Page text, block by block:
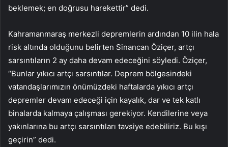
beklemek; en doğrusu harekettir” dedi.
Kahramanmaraş merkezli depremlerin ardından 10 ilin hala
risk altında olduğunu belirten Sinancan Öziçer, artçı
sarsıntıların 2 ay daha devam edeceğini söyledi. Öziçer,
“Bunlar yıkıcı artçı sarsıntılar. Deprem bölgesindeki
vatandaşlarımızın önümüzdeki haftalarda yıkıcı artçı
depremler devam edeceği için kayalık, dar ve tek katlı
binalarda kalmaya çalışması gerekiyor. Kendilerine veya
yakınlarına bu artçı sarsıntıları tavsiye edebiliriz. Bu kışı
geçirin” dedi.